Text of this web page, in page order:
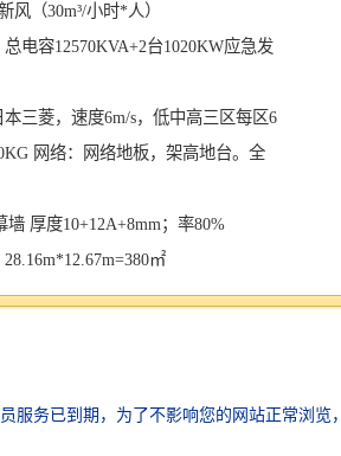
风（30m³/小时*人）
电容12570KVA+2台1020KW应急发
三菱，速度6m/s，低中高三区每区6
网络：网络地板，架高地台。全
厚度10+12A+8mm；率80%
㎡
*际（深圳）设计咨询有限公司
青创意设计咨询（上海）Ltd
（易道环境规划设计Ltd）